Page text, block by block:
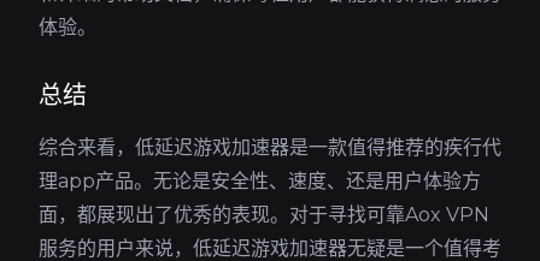
体验。
总结
综合来看，低延迟游戏加速器是一款值得推荐的疾行代
理app产品。无论是安全性、速度、还是用户体验方
面，都展现出了优秀的表现。对于寻找可靠Aox VPN
服务的用户来说，低延迟游戏加速器无疑是一个值得考